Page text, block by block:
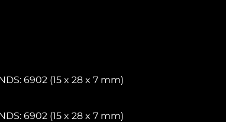
6902 (15 x 28 x 7 mm)
6902 (15 x 28 x 7 mm)